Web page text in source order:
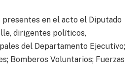
en el acto el Diputado
dirigentes políticos,
del Departamento Ejecutivo;
Bomberos Voluntarios; Fuerzas